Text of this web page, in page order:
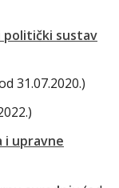
politički sustav
31.07.2020.)
i upravne